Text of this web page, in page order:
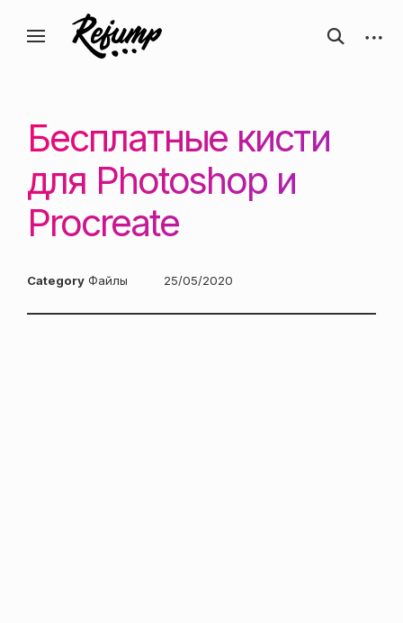
содержанию
Искусство, дизайн, вдохновение —
ReJump.ru
Блог о творчестве
открыть
форму
Бесплатные кисти
для Photoshop и
Procreate
Category Файлы
Posted
25/05/2020